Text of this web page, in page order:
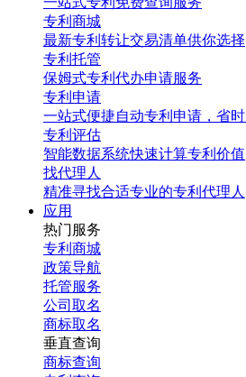
专利商城
最新专利转让交易清单供你选择
专利托管
保姆式专利代办申请服务
专利申请
一站式便捷自动专利申请，省
专利评估
智能数据系统快速计算专利价值
找代理人
精准寻找合适专业的专利代理人
应用
热门服务
专利商城
政策导航
托管服务
公司取名
商标取名
垂直查询
商标查询